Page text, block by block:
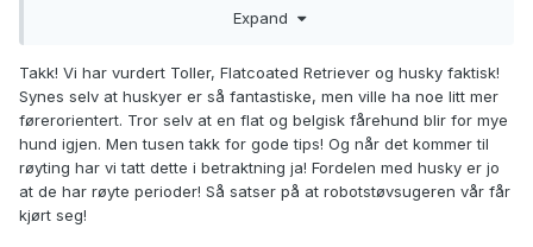
og/eller ofte bading. Men hvis dere fikser det synes jeg det
Det er mange raser som kunne passet, jeg tenker flatcoated
retriever, belgisk fårehund, finsk lapphund eller setter. Men
jeg synes golden virker som et veldig godt alternativ for
dere.
Expand
Takk! Vi har vurdert Toller, Flatcoated Retriever og husky faktisk!
Synes selv at huskyer er så fantastiske, men ville ha noe litt mer
førerorientert. Tror selv at en flat og belgisk fårehund blir for mye
hund igjen. Men tusen takk for gode tips! Og når det kommer til
røyting har vi tatt dette i betraktning ja! Fordelen med husky er jo
at de har røyte perioder! Så satser på at robotstøvsugeren vår får
kjørt seg!